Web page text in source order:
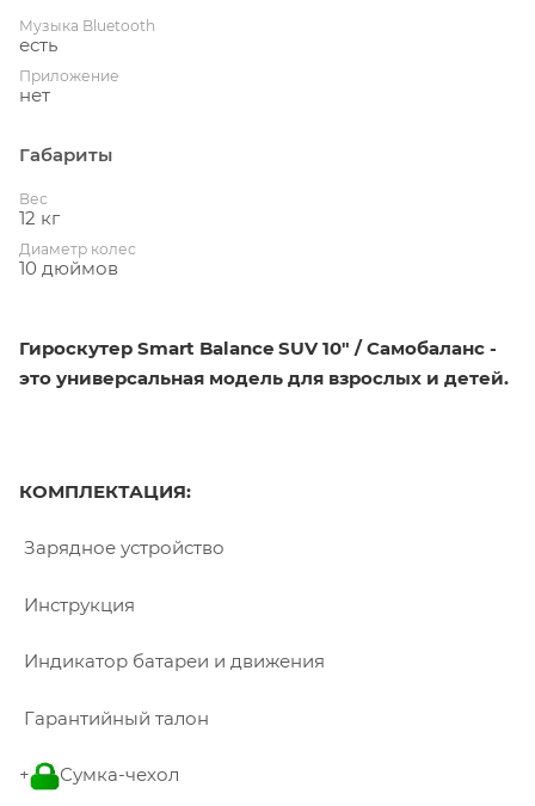
Музыка Bluetooth
есть
Приложение
нет
Габариты
Вес
12 кг
Диаметр колес
10 дюймов
Гироскутер Smart Balance SUV 10" / Самобаланс -
это универсальная модель для взрослых и детей.
КОМПЛЕКТАЦИЯ:
Зарядное устройство
Инструкция
Индикатор батареи и движения
Гарантийный талон
+ Сумка-чехол